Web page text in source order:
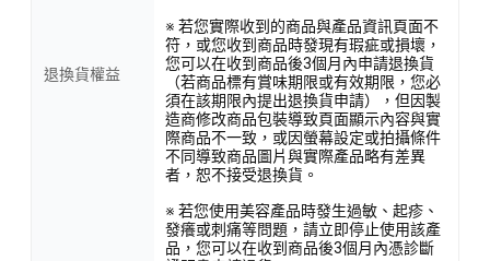
退換貨權益
※ 若您實際收到的商品與產品資訊頁面不
符，或您收到商品時發現有瑕疵或損壞，
您可以在收到商品後3個月內申請退換貨
（若商品標有賞味期限或有效期限，您必
須在該期限內提出退換貨申請），但因製
造商修改商品包裝導致頁面顯示內容與實
際商品不一致，或因螢幕設定或拍攝條件
不同導致商品圖片與實際產品略有差異
者，恕不接受退換貨。
※ 若您使用美容產品時發生過敏、起疹、
發癢或刺痛等問題，請立即停止使用該產
品，您可以在收到商品後3個月內憑診斷